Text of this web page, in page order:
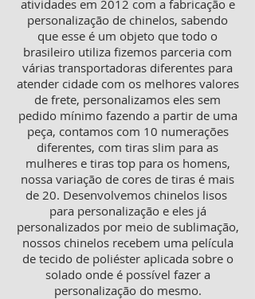
atividades em 2012 com a fabricação e
personalização de chinelos, sabendo
que esse é um objeto que todo o
brasileiro utiliza fizemos parceria com
várias transportadoras diferentes para
atender cidade com os melhores valores
de frete, personalizamos eles sem
pedido mínimo fazendo a partir de uma
peça, contamos com 10 numerações
diferentes, com tiras slim para as
mulheres e tiras top para os homens,
nossa variação de cores de tiras é mais
de 20. Desenvolvemos chinelos lisos
para personalização e eles já
personalizados por meio de sublimação,
nossos chinelos recebem uma película
de tecido de poliéster aplicada sobre o
solado onde é possível fazer a
personalização do mesmo.